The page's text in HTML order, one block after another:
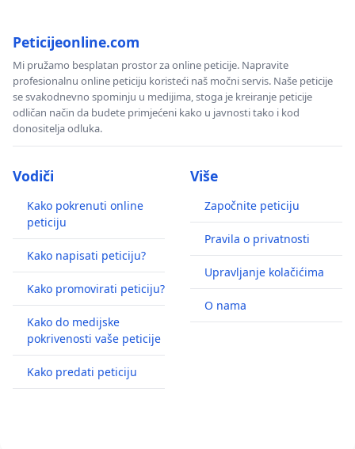
Peticijeonline.com
Mi pružamo besplatan prostor za online peticije. Napravite
profesionalnu online peticiju koristeći naš močni servis. Naše peticije
se svakodnevno spominju u medijima, stoga je kreiranje peticije
odličan način da budete primjećeni kako u javnosti tako i kod
donositelja odluka.
Vodiči
Kako pokrenuti online
peticiju
Kako napisati peticiju?
Kako promovirati peticiju?
Kako do medijske
pokrivenosti vaše peticije
Kako predati peticiju
Više
Započnite peticiju
Pravila o privatnosti
Upravljanje kolačićima
O nama